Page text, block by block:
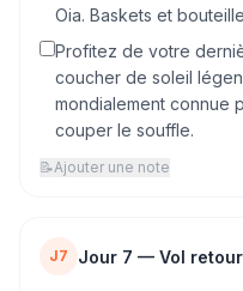
Oia. Baskets et
Profitez de votre
coucher de soleil
mondialement connue
couper le souffle.
📝Ajouter une note
J7 Jour 7 — Vol retour